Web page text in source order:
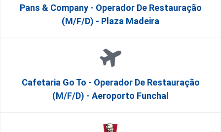
Pans & Company - Operador De Restauração
(m/f/d) - Plaza Madeira
Cafetaria Go To - Operador De Restauração
(m/f/d) - Aeroporto Funchal